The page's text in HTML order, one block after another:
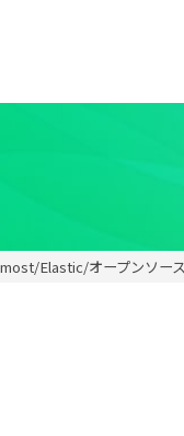
Elastic/オープンソー